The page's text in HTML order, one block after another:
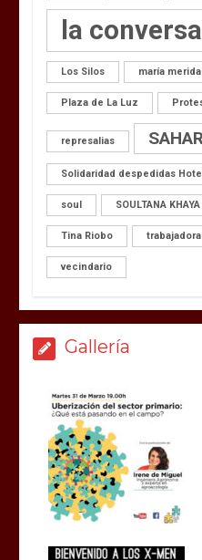
la conversa
Los Silos maría merida
Plaza de La Luz
represalias
Solidaridad despedidas
soul SOULTANA KHAYA
Tina Riobo
vecindario
Gallería